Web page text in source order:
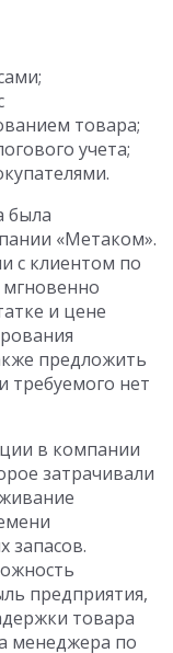
товара;
учета;
была
«Метаком».
с клиентом по
и цене
предложить
требуемого нет
в компании
затрачивали
запасов.
предприятия,
товара
менеджера по